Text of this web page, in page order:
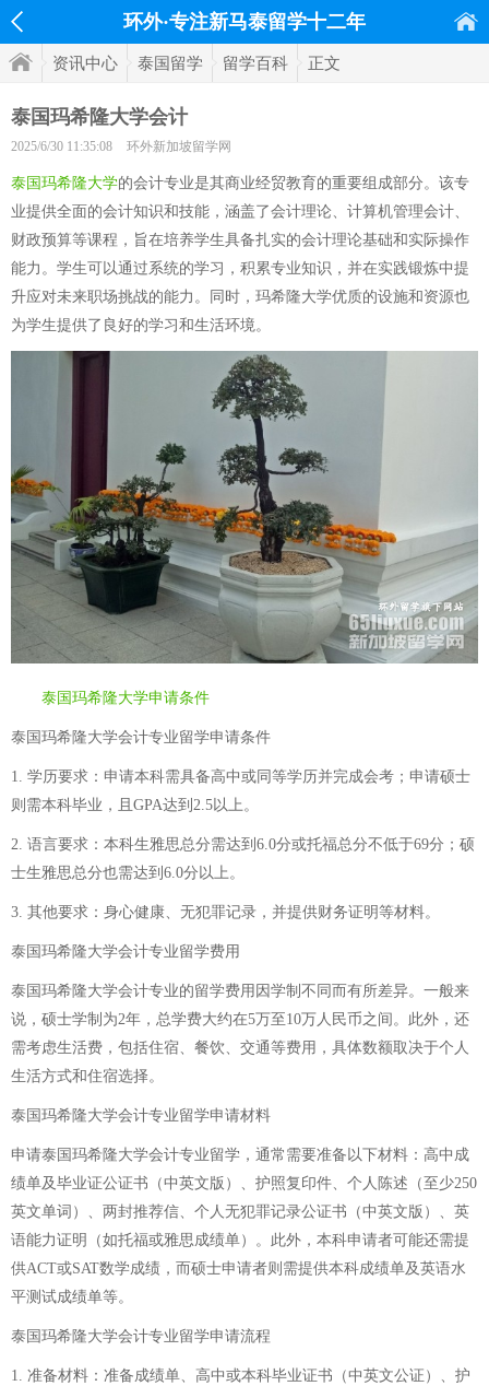
环外·专注新马泰留学十二年
资讯中心 泰国留学 留学百科 正文
泰国玛希隆大学会计
2025/6/30 11:35:08 环外新加坡留学网
泰国玛希隆大学的会计专业是其商业经贸教育的重要组成部分。该专
业提供全面的会计知识和技能，涵盖了会计理论、计算机管理会计、
财政预算等课程，旨在培养学生具备扎实的会计理论基础和实际操作
能力。学生可以通过系统的学习，积累专业知识，并在实践锻炼中提
升应对未来职场挑战的能力。同时，玛希隆大学优质的设施和资源也
为学生提供了良好的学习和生活环境。
泰国玛希隆大学申请条件
泰国玛希隆大学会计专业留学申请条件
1. 学历要求：申请本科需具备高中或同等学历并完成会考；申请硕士
则需本科毕业，且GPA达到2.5以上。
2. 语言要求：本科生雅思总分需达到6.0分或托福总分不低于69分；硕
士生雅思总分也需达到6.0分以上。
3. 其他要求：身心健康、无犯罪记录，并提供财务证明等材料。
泰国玛希隆大学会计专业留学费用
泰国玛希隆大学会计专业的留学费用因学制不同而有所差异。一般来
说，硕士学制为2年，总学费大约在5万至10万人民币之间。此外，还
需考虑生活费，包括住宿、餐饮、交通等费用，具体数额取决于个人
生活方式和住宿选择。
泰国玛希隆大学会计专业留学申请材料
申请泰国玛希隆大学会计专业留学，通常需要准备以下材料：高中成
绩单及毕业证公证书（中英文版）、护照复印件、个人陈述（至少250
英文单词）、两封推荐信、个人无犯罪记录公证书（中英文版）、英
语能力证明（如托福或雅思成绩单）。此外，本科申请者可能还需提
供ACT或SAT数学成绩，而硕士申请者则需提供本科成绩单及英语水
平测试成绩单等。
泰国玛希隆大学会计专业留学申请流程
1. 准备材料：准备成绩单、高中或本科毕业证书（中英文公证）、护